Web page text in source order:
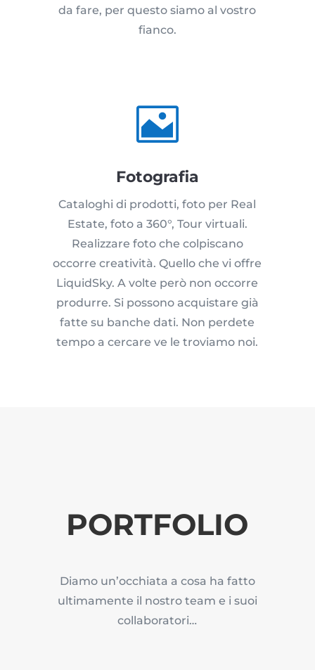
da fare, per questo siamo al vostro
fianco.

Fotografia
Cataloghi di prodotti, foto per Real
Estate, foto a 360°, Tour virtuali.
Realizzare foto che colpiscano
occorre creatività. Quello che vi offre
LiquidSky. A volte però non occorre
produrre. Si possono acquistare già
fatte su banche dati. Non perdete
tempo a cercare ve le troviamo noi.
PORTFOLIO
Diamo un’occhiata a cosa ha fatto
ultimamente il nostro team e i suoi
collaboratori…